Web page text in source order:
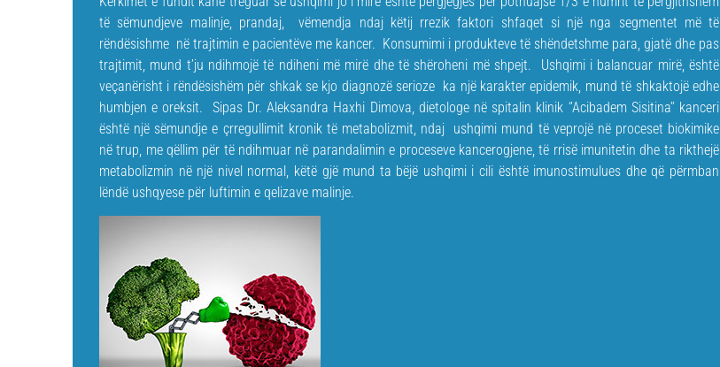
të sëmundjeve malinje, prandaj, vëmendja ndaj këtij rrezik faktori shfaqet si një nga segmentet më të
rëndësishme në trajtimin e pacientëve me kancer. Konsumimi i produkteve të shëndetshme para, gjatë dhe pas
trajtimit, mund t’ju ndihmojë të ndiheni më mirë dhe të shëroheni më shpejt. Ushqimi i balancuar mirë, është
veçanërisht i rëndësishëm për shkak se kjo diagnozë serioze ka një karakter epidemik, mund të shkaktojë edhe
humbjen e oreksit. Sipas Dr. Aleksandra Haxhi Dimova, dietologe në spitalin klinik ‘’Acibadem Sisitina’’ kanceri
është një sëmundje e çrregullimit kronik të metabolizmit, ndaj ushqimi mund të veprojë në proceset biokimike
në trup, me qëllim për të ndihmuar në parandalimin e proceseve kancerogjene, të rrisë imunitetin dhe ta rikthejë
metabolizmin në një nivel normal, këtë gjë mund ta bëjë ushqimi i cili është imunostimulues dhe që përmban
lëndë ushqyese për luftimin e qelizave malinje.